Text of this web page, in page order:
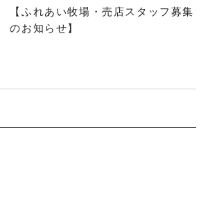
【ふれあい牧場・売店スタッフ募集
のお知らせ】